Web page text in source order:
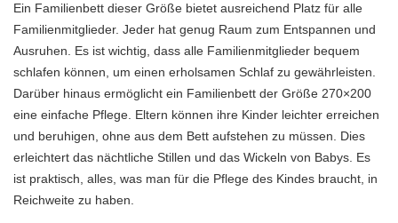
Ein Familienbett dieser Größe bietet ausreichend Platz für alle
Familienmitglieder. Jeder hat genug Raum zum Entspannen und
Ausruhen. Es ist wichtig, dass alle Familienmitglieder bequem
schlafen können, um einen erholsamen Schlaf zu gewährleisten.
Darüber hinaus ermöglicht ein Familienbett der Größe 270×200
eine einfache Pflege. Eltern können ihre Kinder leichter erreichen
und beruhigen, ohne aus dem Bett aufstehen zu müssen. Dies
erleichtert das nächtliche Stillen und das Wickeln von Babys. Es
ist praktisch, alles, was man für die Pflege des Kindes braucht, in
Reichweite zu haben.